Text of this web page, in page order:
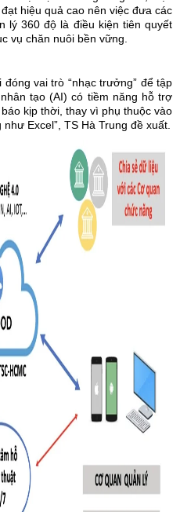
hiệu quả cao nên việc đưa các
lý 360 độ là điều kiện tiên quyết
vụ chăn nuôi bền vững.
vai trò “nhạc trưởng” để tập
tạo (AI) có tiềm năng hỗ trợ
kịp thời, thay vì phụ thuộc vào
Excel”, TS Hà Trung đề xuất.